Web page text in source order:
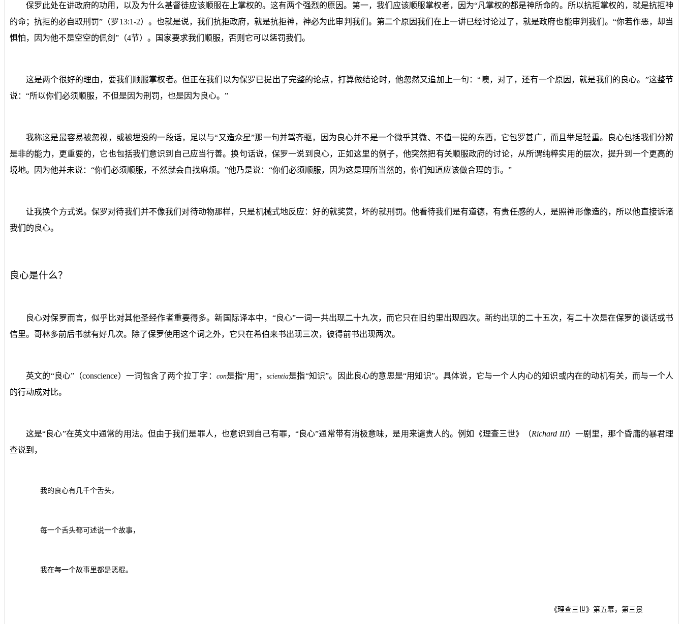
保罗此处在讲政府的功用，以及为什么基督徒应该顺服在上掌权的。这有两个强烈的原因。第一，我们应该顺服掌权者，因为“凡掌权的都是神所命的。所以抗拒掌权的，就是抗拒神
的命；抗拒的必自取刑罚”（罗13:1-2）。也就是说，我们抗拒政府，就是抗拒神，神必为此审判我们。第二个原因我们在上一讲已经讨论过了，就是政府也能审判我们。“你若作恶，却当
惧怕，因为他不是空空的佩剑”（4节）。国家要求我们顺服，否则它可以惩罚我们。
这是两个很好的理由，要我们顺服掌权者。但正在我们以为保罗已提出了完整的论点，打算做结论时，他忽然又追加上一句：“噢，对了，还有一个原因，就是我们的良心。”这整节
说：“所以你们必须顺服，不但是因为刑罚，也是因为良心。”
我称这是最容易被忽视，或被埋没的一段话，足以与“又造众星”那一句并驾齐驱，因为良心并不是一个微乎其微、不值一提的东西，它包罗甚广，而且举足轻重。良心包括我们分辨
是非的能力，更重要的，它也包括我们意识到自己应当行善。换句话说，保罗一说到良心，正如这里的例子，他突然把有关顺服政府的讨论，从所谓纯粹实用的层次，提升到一个更高的
境地。因为他并未说：“你们必须顺服，不然就会自找麻烦。”他乃是说：“你们必须顺服，因为这是理所当然的，你们知道应该做合理的事。”
让我换个方式说。保罗对待我们并不像我们对待动物那样，只是机械式地反应：好的就奖赏，坏的就刑罚。他看待我们是有道德，有责任感的人，是照神形像造的，所以他直接诉诸
我们的良心。
良心是什么？
良心对保罗而言，似乎比对其他圣经作者重要得多。新国际译本中，“良心”一词一共出现二十九次，而它只在旧约里出现四次。新约出现的二十五次，有二十次是在保罗的谈话或书
信里。哥林多前后书就有好几次。除了保罗使用这个词之外，它只在希伯来书出现三次，彼得前书出现两次。
英文的“良心”（conscience）一词包含了两个拉丁字： con是指“用”，scientia是指“知识”。因此良心的意思是“用知识”。具体说，它与一个人内心的知识或内在的动机有关，而与一个人
的行动成对比。
这是“良心”在英文中通常的用法。但由于我们是罪人，也意识到自己有罪，“良心”通常带有消极意味，是用来谴责人的。例如《理查三世》（Richard III）一剧里，那个昏庸的暴君理
查说到，
我的良心有几千个舌头，
每一个舌头都可述说一个故事，
我在每一个故事里都是恶棍。
《理查三世》第五幕，第三景